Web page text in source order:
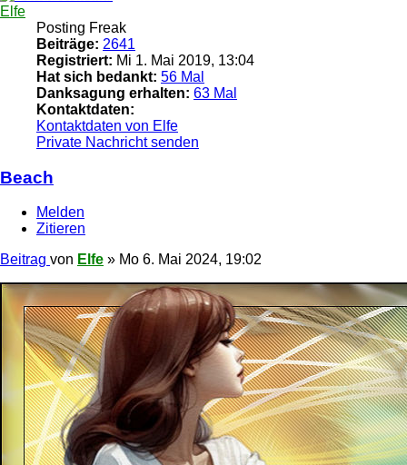
Elfe
Posting Freak
Beiträge: 2641
Registriert: Mi 1. Mai 2019, 13:04
Hat sich bedankt: 56 Mal
Danksagung erhalten: 63 Mal
Kontaktdaten:
Kontaktdaten von Elfe
Private Nachricht senden
Beach
Melden
Zitieren
Beitrag von Elfe » Mo 6. Mai 2024, 19:02